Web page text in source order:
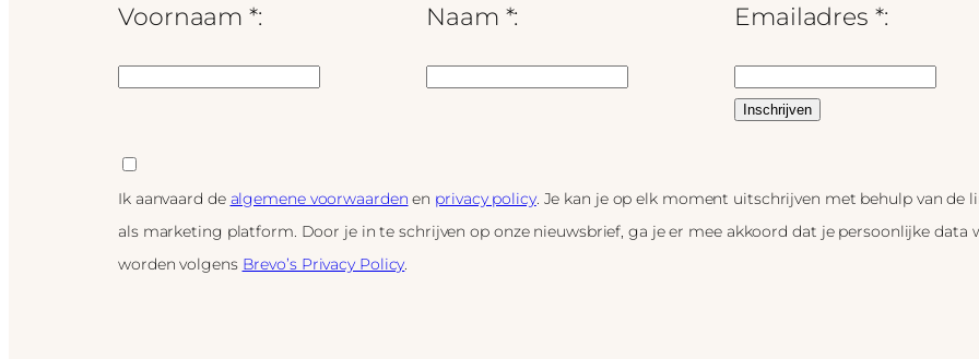
Voornaam *: Naam *: Emailadres *:
Ik aanvaard de algemene voorwaarden en privacy policy. Je kan je op elk moment uitschrijven met behulp van de
als marketing platform. Door je in te schrijven op onze nieuwsbrief, ga je er mee akkoord dat je persoonlijke
worden volgens Brevo’s Privacy Policy.